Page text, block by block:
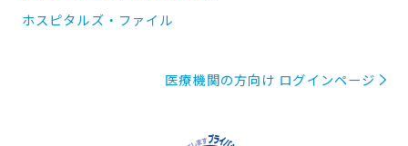
ホスピタルズ・ファイル
医療機関の方向け ログインページ